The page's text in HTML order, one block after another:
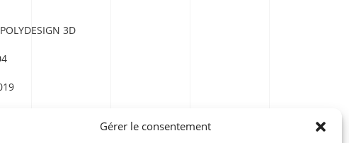
Gérer le consentement
POLYDESIGN 3D